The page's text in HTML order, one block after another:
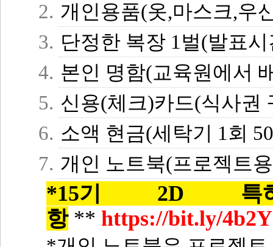
개인용품(옷,마스크,우
단정한 복장 1벌(발표
본인 명함(교육원에서
신용(체크)카드(식사권
소액 현금(세탁기 1회
개인 노트북(프로젝트
*15기 2D
항 ** https://bit.ly/